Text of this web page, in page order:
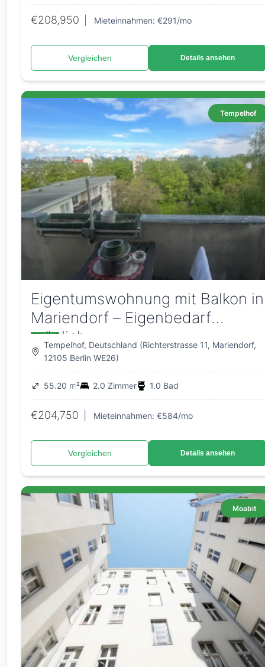
€208,950 Mieteinnahmen: €291/mo
Vergleichen Details ansehen
Tempelhof
Eigentumswohnung mit Balkon in
Mariendorf – Eigenbedarf
möglich
Tempelhof, Deutschland (Richterstrasse 11, Mariendorf,
12105 Berlin WE26)
55.20 m² 2.0 Zimmer 1.0 Bad
€204,750 Mieteinnahmen: €584/mo
Vergleichen Details ansehen
Moabit